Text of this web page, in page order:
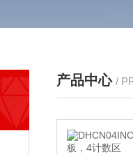
产品中心 /